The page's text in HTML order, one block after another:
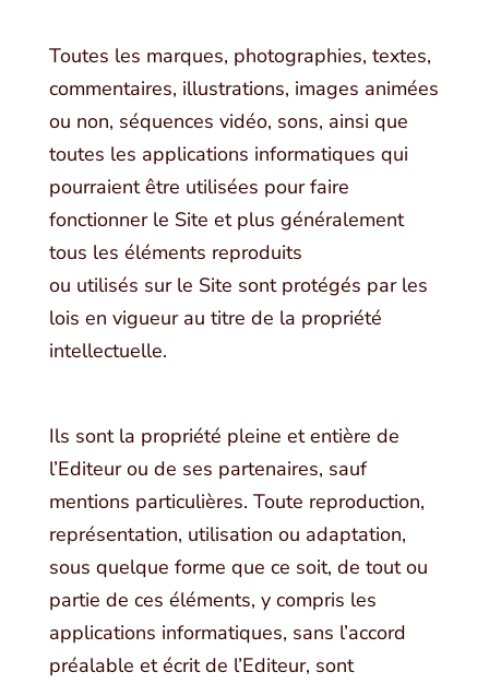
Toutes les marques, photographies, textes,
commentaires, illustrations, images animées
ou non, séquences vidéo, sons, ainsi que
toutes les applications informatiques qui
pourraient être utilisées pour faire
fonctionner le Site et plus généralement
tous les éléments reproduits
ou utilisés sur le Site sont protégés par les
lois en vigueur au titre de la propriété
intellectuelle.
Ils sont la propriété pleine et entière de
l’Editeur ou de ses partenaires, sauf
mentions particulières. Toute reproduction,
représentation, utilisation ou adaptation,
sous quelque forme que ce soit, de tout ou
partie de ces éléments, y compris les
applications informatiques, sans l’accord
préalable et écrit de l’Editeur, sont